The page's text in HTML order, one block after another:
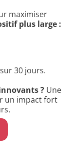
maximiser
plus large :
30 jours.
? Une
un impact fort